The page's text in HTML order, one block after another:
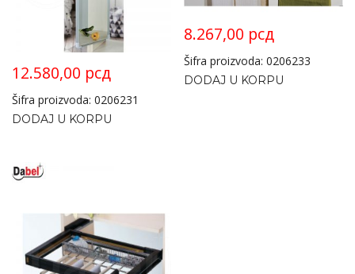
12.580,00 рсд
Šifra proizvoda: 0206231
DODAJ U KORPU
8.267,00 рсд
Šifra proizvoda: 0206233
DODAJ U KORPU